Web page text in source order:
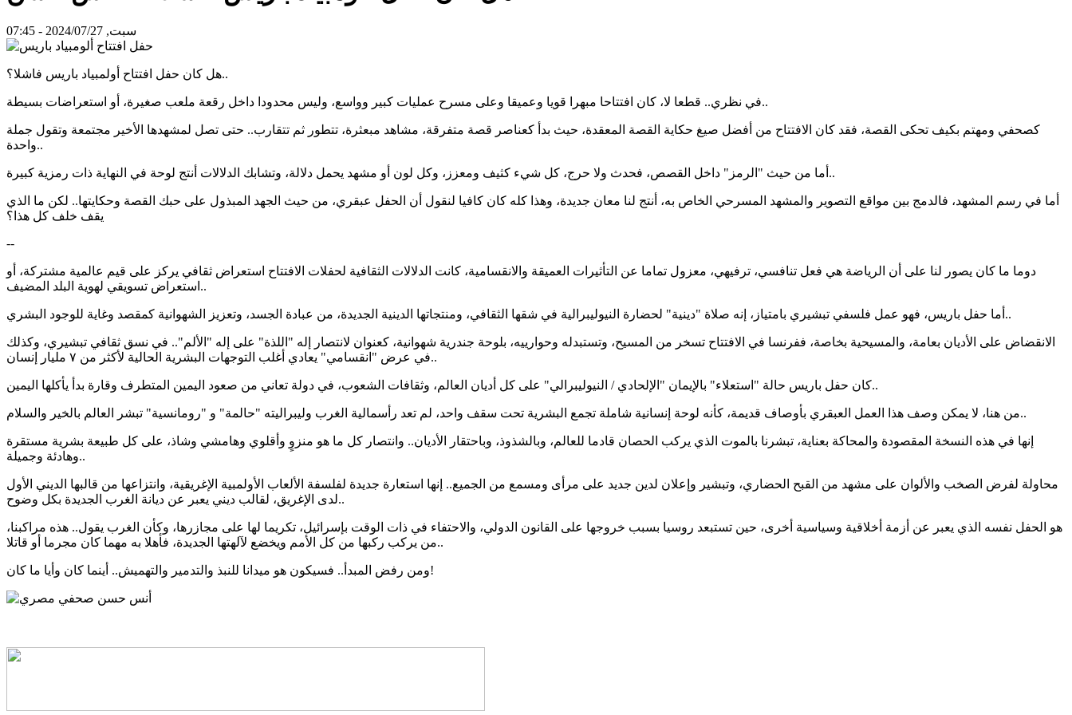
سبت, 2024/07/27 - 07:45
هل كان حفل افتتاح أولمبياد باريس فاشلا؟..
في نظري.. قطعا لا، كان افتتاحا مبهرا قويا وعميقا وعلى مسرح عمليات كبير وواسع، وليس محدودا داخل رقعة ملعب صغيرة، أو استعراضات بسيطة..
كصحفي ومهتم بكيف تحكى القصة، فقد كان الافتتاح من أفضل صيغ حكاية القصة المعقدة، حيث بدأ كعناصر قصة متفرقة، مشاهد مبعثرة، تتطور ثم تتقارب.. حتى تصل لمشهدها الأخير مجتمعة وتقول جملة
واحدة..
أما من حيث "الرمز" داخل القصص، فحدث ولا حرج، كل شيء كثيف ومعزز، وكل لون أو مشهد يحمل دلالة، وتشابك الدلالات أنتج لوحة في النهاية ذات رمزية كبيرة..
أما في رسم المشهد، فالدمج بين مواقع التصوير والمشهد المسرحي الخاص به، أنتج لنا معان جديدة، وهذا كله كان كافيا لنقول أن الحفل عبقري، من حيث الجهد المبذول على حبك القصة وحكايتها.. لكن ما الذي
--
دوما ما كان يصور لنا على أن الرياضة هي فعل تنافسي، ترفيهي، معزول تماما عن التأثيرات العميقة والانقسامية، كانت الدلالات الثقافية لحفلات الافتتاح استعراض ثقافي يركز على قيم عالمية مشتركة، أو
استعراض تسويقي لهوية البلد المضيف..
أما حفل باريس، فهو عمل فلسفي تبشيري بامتياز، إنه صلاة "دينية" لحضارة النيوليبرالية في شقها الثقافي، ومنتجاتها الدينية الجديدة، من عبادة الجسد، وتعزيز الشهوانية كمقصد وغاية للوجود البشري..
الانقضاض على الأديان بعامة، والمسيحية بخاصة، ففرنسا في الافتتاح تسخر من المسيح، وتستبدله وحوارييه، بلوحة جندرية شهوانية، كعنوان لانتصار إله "اللذة" على إله "الألم".. في نسق ثقافي تبشيري، وكذلك
في عرض "انقسامي" يعادي أغلب التوجهات البشرية الحالية لأكثر من ٧ مليار إنسان..
كان حفل باريس حالة "استعلاء" بالإيمان "الإلحادي / النيوليبرالي" على كل أديان العالم، وثقافات الشعوب، في دولة تعاني من صعود اليمين المتطرف وقارة بدأ يأكلها اليمين..
من هنا، لا يمكن وصف هذا العمل العبقري بأوصاف قديمة، كأنه لوحة إنسانية شاملة تجمع البشرية تحت سقف واحد، لم تعد رأسمالية الغرب وليبراليته "حالمة" و "رومانسية" تبشر العالم بالخير والسلام..
إنها في هذه النسخة المقصودة والمحاكة بعناية، تبشرنا بالموت الذي يركب الحصان قادما للعالم، وبالشذوذ، وباحتقار الأديان.. وانتصار كل ما هو منزوٍ وأقلوي وهامشي وشاذ، على كل طبيعة بشرية مستقرة
وهادئة وجميلة..
محاولة لفرض الصخب والألوان على مشهد من القبح الحضاري، وتبشير وإعلان لدين جديد على مرأى ومسمع من الجميع.. إنها استعارة جديدة لفلسفة الألعاب الأولمبية الإغريقية، وانتزاعها من قالبها الديني الأول
لدى الإغريق، لقالب ديني يعبر عن ديانة الغرب الجديدة بكل وضوح..
هو الحفل نفسه الذي يعبر عن أزمة أخلاقية وسياسية أخرى، حين تستبعد روسيا بسبب خروجها على القانون الدولي، والاحتفاء في ذات الوقت بإسرائيل، تكريما لها على مجازرها، وكأن الغرب يقول.. هذه مراكبنا،
من يركب ركبها من كل الأمم ويخضع لآلهتها الجديدة، فأهلا به مهما كان مجرما أو قاتلا..
ومن رفض المبدأ.. فسيكون هو ميدانا للنبذ والتدمير والتهميش.. أينما كان وأيا ما كان!